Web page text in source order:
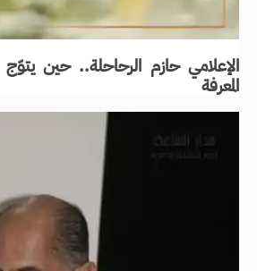
الإعلامي حازم الرحاحلة.. حين يتوّج
المعرفة